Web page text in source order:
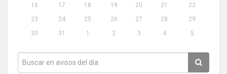
16
17 18 19 20 21
22
23
24 25 26 27 28
29
30
31 1 2 3 4 5